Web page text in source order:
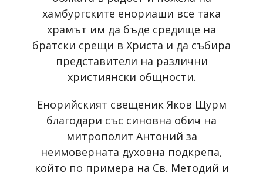
хамбургските енориаши все така
храмът им да бъде средище на
братски срещи в Христа и да събира
представители на различни
християнски общности.
Енорийският свещеник Яков Щурм
благодари със синовна обич на
митрополит Антоний за
неимоверната духовна подкрепа,
който по примера на Св. Методий и